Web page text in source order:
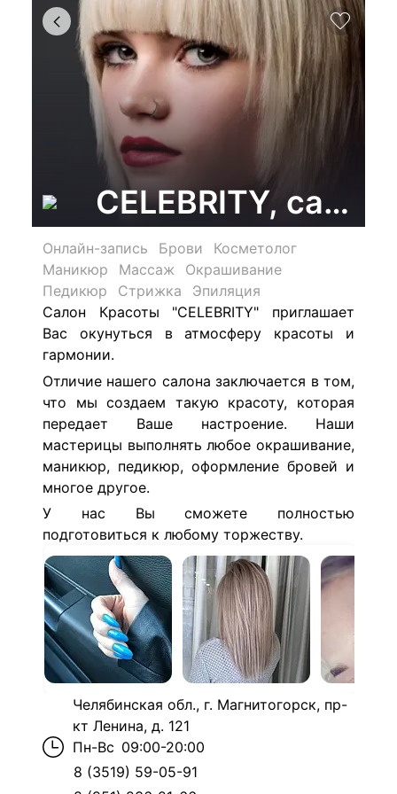
CELEBRITY,
Онлайн-запись Брови
Косметолог
Маникюр
Массаж
Окрашивание
Педикюр
Стрижка
Эпиляция
Салон Красоты "CELEBRITY" приглашает
Вас окунуться в атмосферу красоты и
гармонии.
Отличие нашего салона заключается в том,
что мы создаем такую красоту, которая
передает Ваше настроение. Наши
мастерицы выполнять любое окрашивание,
маникюр, педикюр, оформление бровей и
многое другое.
У нас Вы сможете полностью
подготовиться к любому торжеству.
Челябинская обл., г. Магнитогорск, пр-
кт Ленина, д. 121
Пн-Вс 09:00-20:00
8 (3519) 59-05-91